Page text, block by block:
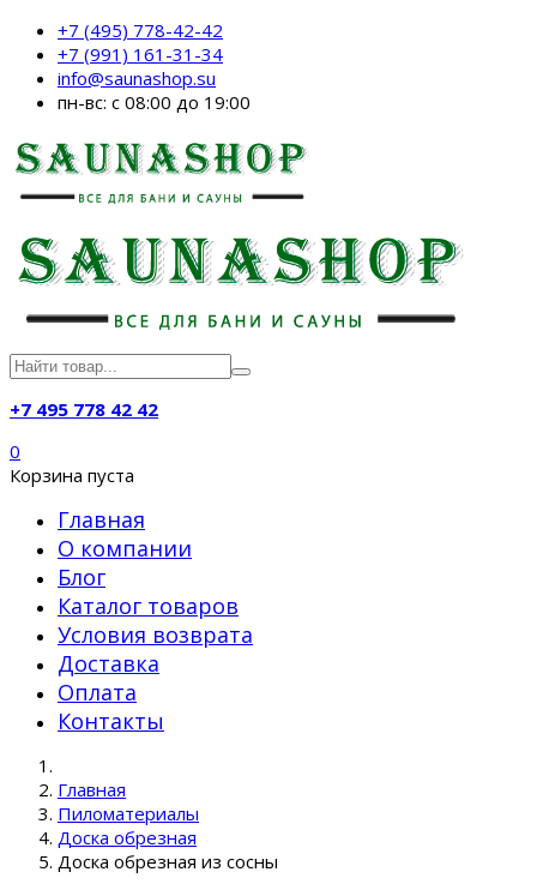
+7 (495) 778-42-42
+7 (991) 161-31-34
info@saunashop.su
пн-вс: с 08:00 до 19:00
+7 495 778 42 42
0
Корзина пуста
Главная
О компании
Блог
Каталог товаров
Условия возврата
Доставка
Оплата
Контакты
Главная
Пиломатериалы
Доска обрезная
Доска обрезная из сосны